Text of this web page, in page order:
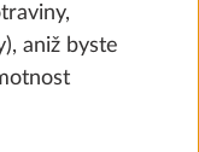
aniž byste